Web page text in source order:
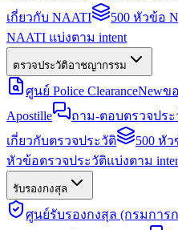
เกี่ยวกับ NAATI
500 หัวข้อ
NAATI แบ่งตาม intent
ตรวจประวัติอาชญากรรม
ศูนย์ Police ClearanceNewข
Apostille
ถาม-ตอบตรวจประ
เกี่ยวกับตรวจประวัติ
500 หั
หัวข้อตรวจประวัติแบ่งตาม
รับรองกงสุล
ศูนย์รับรองกงสุล (กรมการ